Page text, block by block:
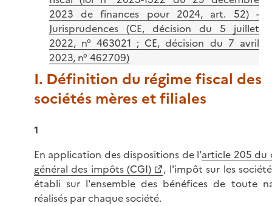
2023 de finances pour 2024, art. 52) -
Jurisprudences (CE, décision du 5 juillet
2022, n° 463021 ; CE, décision du 7 avril
2023, n° 462709)
I. Définition du régime fiscal des
sociétés mères et filiales
1
En application des dispositions de l'article 205 du
général des impôts (CGI)
, l'impôt sur les
établi sur l'ensemble des bénéfices de toute
réalisés par chaque société.